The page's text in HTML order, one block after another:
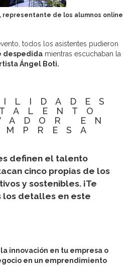
representante de los alumnos online
todos los asistentes pudieron
despedida mientras escuchaban la
Ángel Boti.
EN
definen el talento
cinco propias de los
y sostenibles. ¡Te
los detalles en este
innovación en tu empresa o
en un emprendimiento